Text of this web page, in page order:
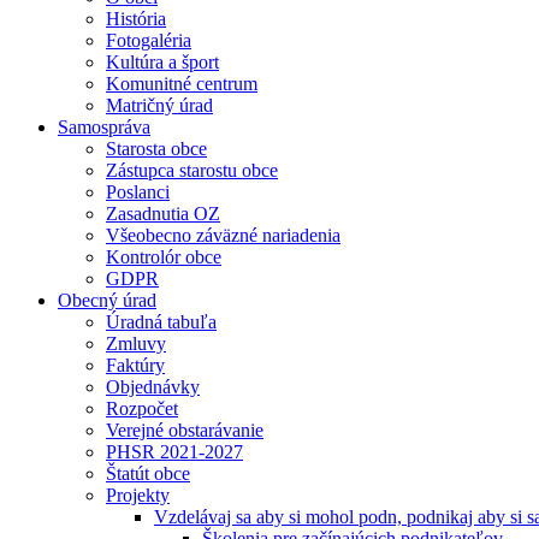
História
Fotogaléria
Kultúra a šport
Komunitné centrum
Matričný úrad
Samospráva
Starosta obce
Zástupca starostu obce
Poslanci
Zasadnutia OZ
Všeobecno záväzné nariadenia
Kontrolór obce
GDPR
Obecný úrad
Úradná tabuľa
Zmluvy
Faktúry
Objednávky
Rozpočet
Verejné obstarávanie
PHSR 2021-2027
Štatút obce
Projekty
Vzdelávaj sa aby si mohol podn, podnikaj aby si